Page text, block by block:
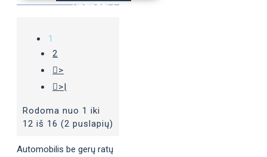
KREPŠELĮ
1
2
>
>|
Rodoma nuo 1 iki
12 iš 16 (2 puslapių)
Automobilis be gerų ratų